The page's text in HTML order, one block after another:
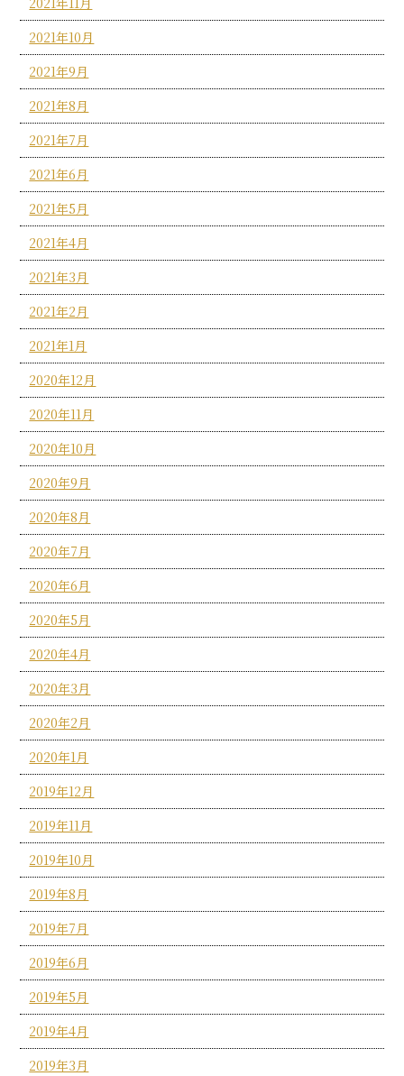
2021年10月
2021年9月
2021年8月
2021年7月
2021年6月
2021年5月
2021年4月
2021年3月
2021年2月
2021年1月
2020年12月
2020年11月
2020年10月
2020年9月
2020年8月
2020年7月
2020年6月
2020年5月
2020年4月
2020年3月
2020年2月
2020年1月
2019年12月
2019年11月
2019年10月
2019年8月
2019年7月
2019年6月
2019年5月
2019年4月
2019年3月